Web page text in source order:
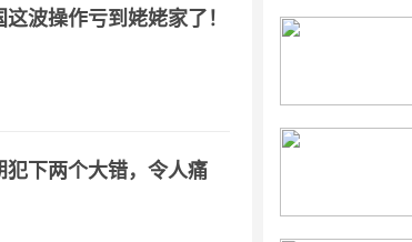
波操作亏到姥姥家了！
下两个大错，令人痛